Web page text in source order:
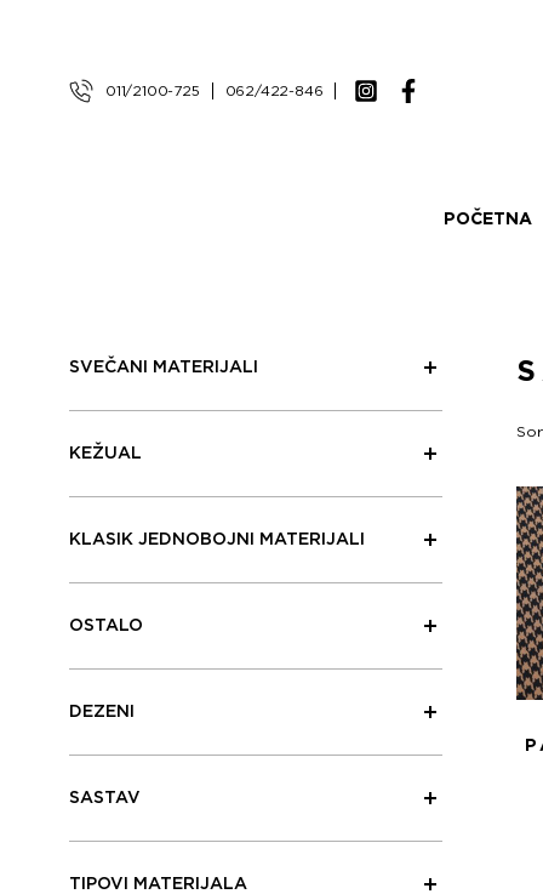
011/2100-725 062/422-846
POČETNA
SVEČANI MATERIJALI
KEŽUAL
KLASIK JEDNOBOJNI MATERIJALI
OSTALO
DEZENI
SASTAV
TIPOVI MATERIJALA